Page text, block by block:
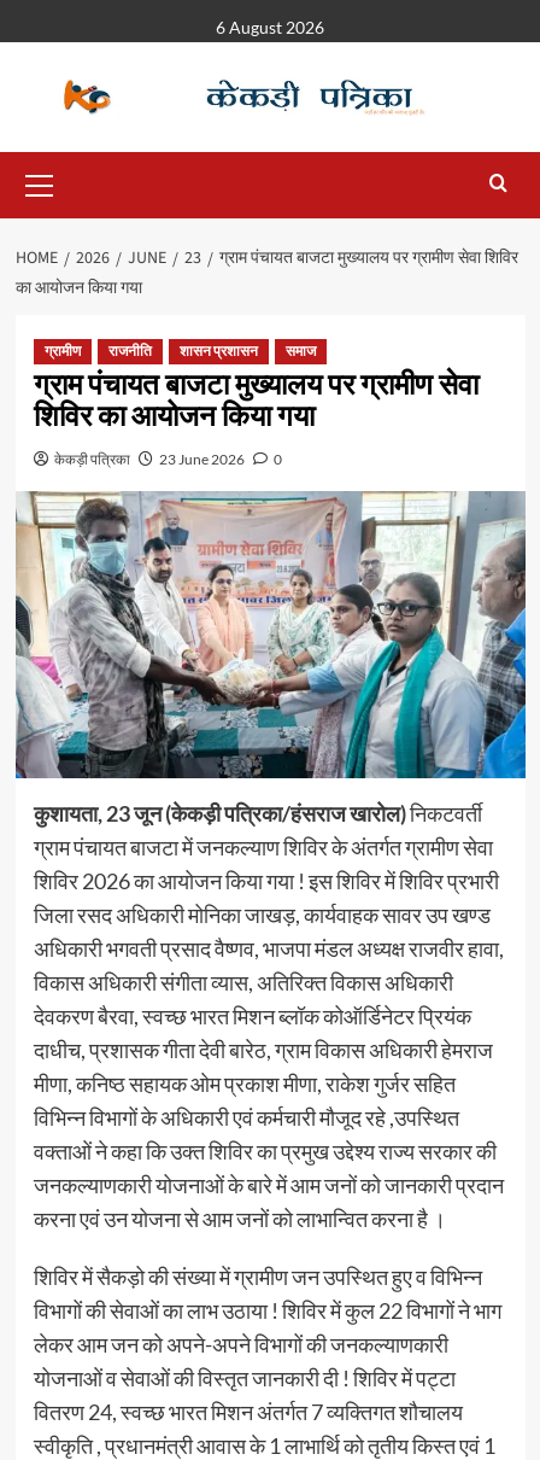
6 August 2026
HOME 2026 JUNE 23
ग्राम पंचायत बाजटा मुख्यालय पर ग्रामीण सेवा शिविर
का आयोजन किया गया
ग्रामीण राजनीति शासन प्रशासन समाज
ग्राम पंचायत बाजटा मुख्यालय पर ग्रामीण सेवा
शिविर का आयोजन किया गया
केकड़ी पत्रिका 23 June 2026 0
कुशायता, 23 जून (केकड़ी पत्रिका/हंसराज खारोल)निकटवर्ती
ग्राम पंचायत बाजटा में जनकल्याण शिविर के अंतर्गत ग्रामीण सेवा
शिविर 2026 का आयोजन किया गया ! इस शिविर में शिविर प्रभारी
जिला रसद अधिकारी मोनिका जाखड़, कार्यवाहक सावर उप खण्ड
अधिकारी भगवती प्रसाद वैष्णव, भाजपा मंडल अध्यक्ष राजवीर हावा,
विकास अधिकारी संगीता व्यास, अतिरिक्त विकास अधिकारी
देवकरण बैरवा, स्वच्छ भारत मिशन ब्लॉक कोऑर्डिनेटर प्रियंक
दाधीच, प्रशासक गीता देवी बारेठ, ग्राम विकास अधिकारी हेमराज
मीणा, कनिष्ठ सहायक ओम प्रकाश मीणा, राकेश गुर्जर सहित
विभिन्न विभागों के अधिकारी एवं कर्मचारी मौजूद रहे ,उपस्थित
वक्ताओं ने कहा कि उक्त शिविर का प्रमुख उद्देश्य राज्य सरकार की
जनकल्याणकारी योजनाओं के बारे में आम जनों को जानकारी प्रदान
करना एवं उन योजना से आम जनों को लाभान्वित करना है ।
शिविर में सैकड़ो की संख्या में ग्रामीण जन उपस्थित हुए व विभिन्न
विभागों की सेवाओं का लाभ उठाया ! शिविर में कुल 22 विभागों ने भाग
लेकर आम जन को अपने-अपने विभागों की जनकल्याणकारी
योजनाओं व सेवाओं की विस्तृत जानकारी दी ! शिविर में पट्टा
वितरण 24, स्वच्छ भारत मिशन अंतर्गत 7 व्यक्तिगत शौचालय
स्वीकृति , प्रधानमंत्री आवास के 1 लाभार्थि को तृतीय किस्त एवं 1